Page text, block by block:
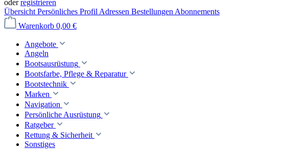
oderregistrieren
Übersicht Persönliches Profil Adressen Bestellungen Abonnements
Warenkorb 0,00 €
Angebote
Angeln
Bootsausrüstung
Bootsfarbe, Pflege & Reparatur
Bootstechnik
Marken
Navigation
Persönliche Ausrüstung
Ratgeber
Rettung & Sicherheit
Sonstiges